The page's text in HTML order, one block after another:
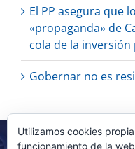
El PP asegura que
«propaganda» de
cola de la inversión
Gobernar no es
Utilizamos cookies
funcionamiento de la